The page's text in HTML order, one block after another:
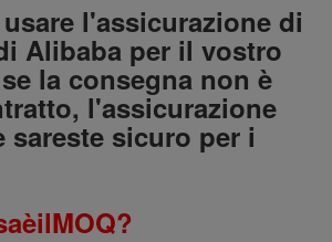
l'assicurazione di
Alibaba per il vostro
la consegna non è
l'assicurazione
sareste sicuro per i